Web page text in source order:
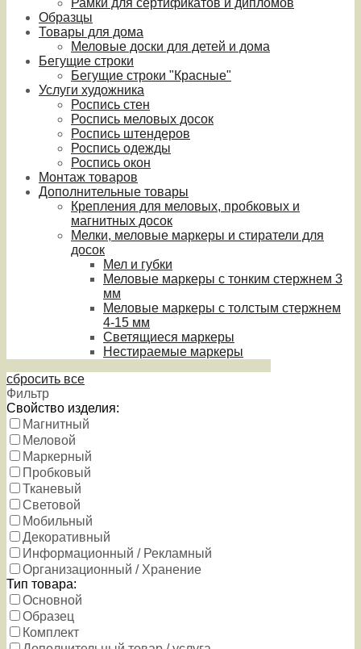
Рамки для сертификатов и дипломов
Образцы
Товары для дома
Меловые доски для детей и дома
Бегущие строки
Бегущие строки "Красные"
Услуги художника
Роспись стен
Роспись меловых досок
Роспись штендеров
Роспись одежды
Роспись окон
Монтаж товаров
Дополнительные товары
Крепления для меловых, пробковых и
магнитных досок
Мелки, меловые маркеры и стиратели для
досок
Мел и губки
Меловые маркеры с тонким стержнем 3
мм
Меловые маркеры с толстым стержнем
4-15 мм
Светящиеся маркеры
Нестираемые маркеры
сбросить все
Фильтр
Свойство изделия:
Магнитный
Меловой
Маркерный
Пробковый
Тканевый
Световой
Мобильный
Декоративный
Информационный / Рекламный
Организационный / Хранение
Тип товара:
Основной
Образец
Комплект